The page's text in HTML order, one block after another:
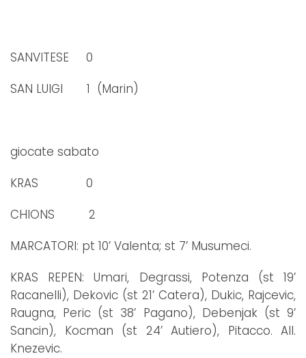
SANVITESE 0
SAN LUIGI 1 (Marin)
giocate sabato
KRAS 0
CHIONS 2
MARCATORI: pt 10’ Valenta; st 7’ Musumeci.
KRAS REPEN: Umari, Degrassi, Potenza (st 19’
Racanelli), Dekovic (st 21’ Catera), Dukic, Rajcevic,
Raugna, Peric (st 38’ Pagano), Debenjak (st 9’
Sancin), Kocman (st 24’ Autiero), Pitacco. All.
Knezevic.